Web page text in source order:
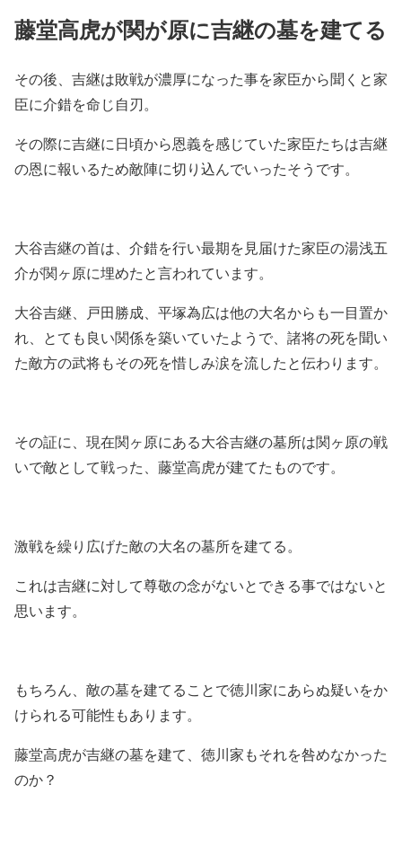
藤堂高虎が関が原に吉継の墓を建てる
その後、吉継は敗戦が濃厚になった事を家臣から聞くと家
臣に介錯を命じ自刃。
その際に吉継に日頃から恩義を感じていた家臣たちは吉継
の恩に報いるため敵陣に切り込んでいったそうです。
大谷吉継の首は、介錯を行い最期を見届けた家臣の湯浅五
介が関ヶ原に埋めたと言われています。
大谷吉継、戸田勝成、平塚為広は他の大名からも一目置か
れ、とても良い関係を築いていたようで、諸将の死を聞い
た敵方の武将もその死を惜しみ涙を流したと伝わります。
その証に、現在関ヶ原にある大谷吉継の墓所は関ヶ原の戦
いで敵として戦った、藤堂高虎が建てたものです。
激戦を繰り広げた敵の大名の墓所を建てる。
これは吉継に対して尊敬の念がないとできる事ではないと
思います。
もちろん、敵の墓を建てることで徳川家にあらぬ疑いをか
けられる可能性もあります。
藤堂高虎が吉継の墓を建て、徳川家もそれを咎めなかった
のか？